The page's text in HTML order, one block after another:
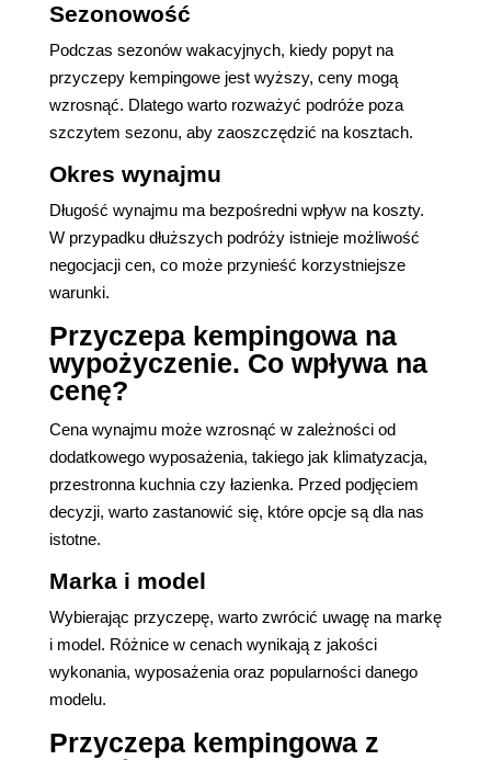
Sezonowość
Podczas sezonów wakacyjnych, kiedy popyt na
przyczepy kempingowe jest wyższy, ceny mogą
wzrosnąć. Dlatego warto rozważyć podróże poza
szczytem sezonu, aby zaoszczędzić na kosztach.
Okres wynajmu
Długość wynajmu ma bezpośredni wpływ na koszty.
W przypadku dłuższych podróży istnieje możliwość
negocjacji cen, co może przynieść korzystniejsze
warunki.
Przyczepa kempingowa na
wypożyczenie. Co wpływa na
cenę?
Cena wynajmu może wzrosnąć w zależności od
dodatkowego wyposażenia, takiego jak klimatyzacja,
przestronna kuchnia czy łazienka. Przed podjęciem
decyzji, warto zastanowić się, które opcje są dla nas
istotne.
Marka i model
Wybierając przyczepę, warto zwrócić uwagę na markę
i model. Różnice w cenach wynikają z jakości
wykonania, wyposażenia oraz popularności danego
modelu.
Przyczepa kempingowa z